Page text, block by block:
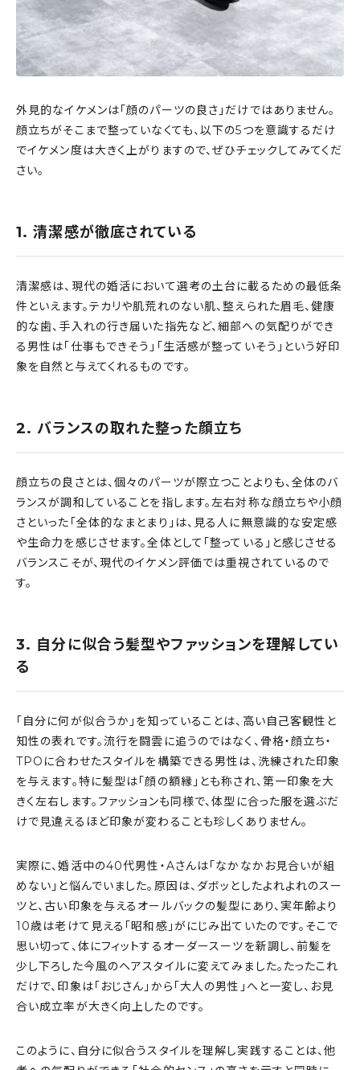
外見的なイケメンは「顔のパーツの良さ」だけではありません。
顔立ちがそこまで整っていなくても、以下の5つを意識するだけ
でイケメン度は大きく上がりますので、ぜひチェックしてみてくだ
さい。
1. 清潔感が徹底されている
清潔感は、現代の婚活において選考の土台に載るための最低条
件といえます。テカリや肌荒れのない肌、整えられた眉毛、健康
的な歯、手入れの行き届いた指先など、細部への気配りができ
る男性は「仕事もできそう」「生活感が整っていそう」という好印
象を自然と与えてくれるものです。
2. バランスの取れた整った顔立ち
顔立ちの良さとは、個々のパーツが際立つことよりも、全体のバ
ランスが調和していることを指します。左右対称な顔立ちや小顔
さといった「全体的なまとまり」は、見る人に無意識的な安定感
や生命力を感じさせます。全体として「整っている」と感じさせる
バランスこそが、現代のイケメン評価では重視されているので
す。
3. 自分に似合う髪型やファッションを理解してい
る
「自分に何が似合うか」を知っていることは、高い自己客観性と
知性の表れです。流行を闘雲に追うのではなく、骨格・顔立ち・
TPOに合わせたスタイルを構築できる男性は、洗練された印象
を与えます。特に髪型は「顔の額縁」とも称され、第一印象を大
きく左右します。ファッションも同様で、体型に合った服を選ぶだ
けで見違えるほど印象が変わることも珍しくありません。
実際に、婚活中の40代男性・Aさんは「なかなかお見合いが組
めない」と悩んでいました。原因は、ダボッとしたよれよれのスー
ツと、古い印象を与えるオールバックの髪型にあり、実年齢より
10歳は老けて見える「昭和感」がにじみ出ていたのです。そこで
思い切って、体にフィットするオーダースーツを新調し、前髪を
少し下ろした今風のヘアスタイルに変えてみました。たったこれ
だけで、印象は「おじさん」から「大人の男性」へと一変し、お見
合い成立率が大きく向上したのです。
このように、自分に似合うスタイルを理解し実践することは、他